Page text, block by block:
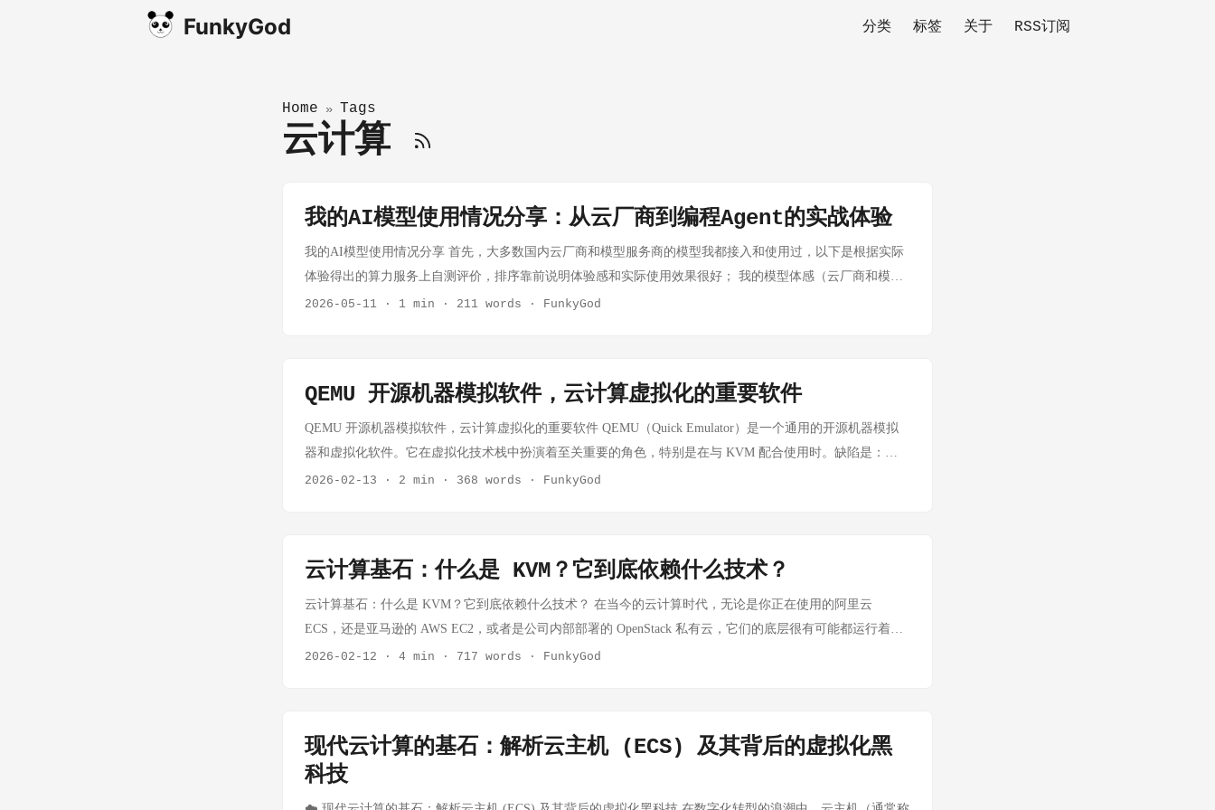
FunkyGod 分类 标签 关于 RSS订阅
Home » Tags
云计算
我的AI模型使用情况分享：从云厂商到编程Agent的实战体验
我的AI模型使用情况分享 首先，大多数国内云厂商和模型服务商的模型我都接入和使用过，以下是根据实际
体验得出的算力服务上自测评价，排序靠前说明体验感和实际使用效果很好； 我的模型体感（云厂商和模型
商） 主要以稳定性、模型质量、使用体验为主的主观描述，国外模型不在表单里，因为属于算力能力和模型
平台，尤其适合需要工具链、Batch、长上下文和模型管理的场景。 我觉得它的产品体系比较完整，但也相对
复杂，上手和配置成本会比单一 API 平台高一些。 3 DeepSeek 官方 我会把它作为低成本、高性价比调用
DeepSeek 模型的首选，适合大批量、成本敏感的任务。 我在高峰期可能会担心它的稳定性和响应速度，所以
不一定会把它单独作为核心生产依赖。 4 腾讯云 我会把它作为腾讯云生态内项目的补充选择，尤其适合已经
多模态、语音或特定 MiniMax 模型能力上优先考虑它。 我不会把它作为通用推理 API 的第一主力，因为平台
里优先考虑它。 我觉得它更偏政企交付和合规场景，作为个人开发者或互联网产品的主力 API，体验和灵活
百炼工作流、Batch、长上下文和多模型兜底 个人使用： Claude/Codex 更像"会干活的工程师" 或智谱的coding
plans 政企客户： 尤其是电信、政务、金融、央国企场景，息壤价值在合规、国产算力、专网和交付，但个人
开发者不推荐 国内模型 模型自测排行 GLM5.1（推荐，中等难度编程 或 自主任务执行） DeepSeek v4（可以
2026-05-11 · 1 min · 211 words · FunkyGod
QEMU 开源机器模拟软件，云计算虚拟化的重要软件
QEMU 开源机器模拟软件，云计算虚拟化的重要软件 QEMU（Quick Emulator）是一个通用的开源机器模拟
器和虚拟化软件。它在虚拟化技术栈中扮演着至关重要的角色，特别是在与 KVM 配合使用时。缺陷是：
QEMU 是运行在用户空间的普通软件，如果虚拟机每次读写硬盘都要经过 QEMU 进行纯软件模拟，性能会非
途：这使得你可以在 x86 电脑上运行为 ARM 或 PowerPC 编写的程序。虽然兼容性极强，但由于每条指令都
需要软件翻译，性能非常慢。 硬件辅助虚拟化（Virtualizer）： 原理：当 QEMU 运行在与宿主机相同的 CPU
架构上（例如都在 x86 上），并且配合 KVM（基于内核的虚拟机）使用时，它可以利用 CPU 的硬件虚拟化
扩展（如 Intel VT-x 或 AMD-V）直接执行客户机代码。 用途：这种模式下，QEMU 的性能接近原生硬件，
CPU 和内存的执行，处理敏感指令的拦截（Trap）。 QEMU (用户态)： 硬件模拟：QEMU 负责模拟虚拟机所
需的所有 I/O 设备，包括硬盘控制器、网卡、USB 控制器、显卡、鼠标键盘等。 进程管理：在宿主机看来，
2026-02-13 · 2 min · 368 words · FunkyGod
云计算基石：什么是 KVM？它到底依赖什么技术？
云计算基石：什么是 KVM？它到底依赖什么技术？ 在当今的云计算时代，无论是你正在使用的阿里云
ECS，还是亚马逊的 AWS EC2，或者是公司内部部署的 OpenStack 私有云，它们的底层很有可能都运行着同
一个核心技术——KVM。 那么，KVM 到底是什么？它是如何将一台物理机“变身”为无数台虚拟机的？实现
载一个内核模块，将 Linux 操作系统瞬间转变为一个Type-1（裸机型）虚拟机监控程序（Hypervisor）。 在这
个架构下，每一台虚拟机（VM）在宿主机看来，本质上只是一个标准的 Linux 进程（通常是 QEMU 进
程）。这意味着，你可以像管理普通软件进程一样，使用 Linux 原生的 top、kill 等命令来调度和管理虚拟
2026-02-12 · 4 min · 717 words · FunkyGod
现代云计算的基石：解析云主机 (ECS) 及其背后的虚拟化黑
科技